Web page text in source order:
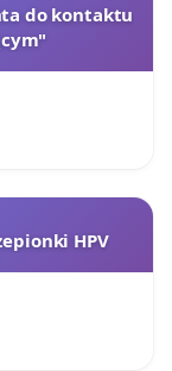
do kontaktu
HPV